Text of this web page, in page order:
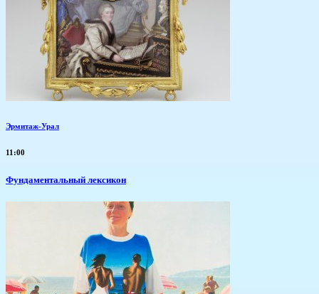
Эрмитаж-Урал
11:00
Фундаментальный лексикон